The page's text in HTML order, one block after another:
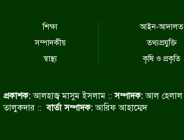
শিক্ষা
সম্পাদকীয়
স্বাস্থ্য
আইন-আদালত
তথ্যপ্রযুক্তি
কৃষি ও প্রকৃতি
প্রকাশক:আলহাজ্ব মাসুম ইসলাম ::সম্পাদক:আল হেলাল
তালুকদার ::বার্তা সম্পাদক:আরিফ আহাম্মেদ